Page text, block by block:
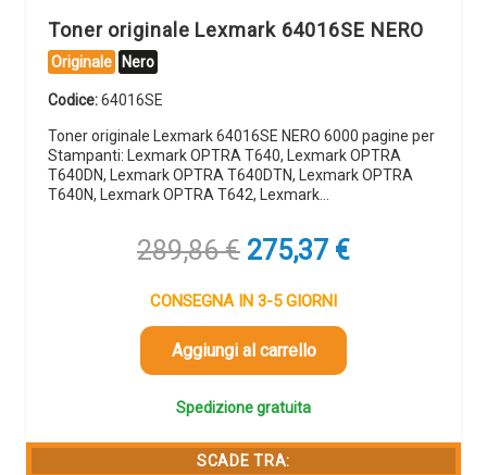
Toner originale Lexmark 64016SE NERO
Originale Nero
Codice:64016SE
Toner originale Lexmark 64016SE NERO 6000 pagine per
Stampanti: Lexmark OPTRA T640, Lexmark OPTRA
T640DN, Lexmark OPTRA T640DTN, Lexmark OPTRA
T640N, Lexmark OPTRA T642, Lexmark…
289,86€ Il
originale
era:
289,86 €.
275,37 €Il
CONSEGNA IN 3-5 GIORNI
Aggiungi al carrello
Spedizione gratuita
SCADE TRA: